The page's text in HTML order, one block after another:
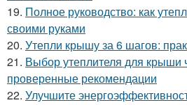
19. Полное руководство: как
своими руками
20. Утепли крышу за 6 шагов:
21. Выбор утеплителя для крыши
проверенные рекомендации
22. Улучшите